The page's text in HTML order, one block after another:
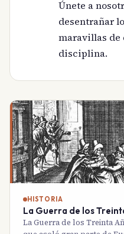
Únete a
desentrañar
maravillas de
disciplina.
HISTORIA
La Guerra de los
La Guerra de los Treinta